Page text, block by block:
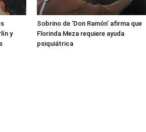
y
Sobrino de ‘Don Ramón’ afirma que
Florinda Meza requiere ayuda
psiquiátrica